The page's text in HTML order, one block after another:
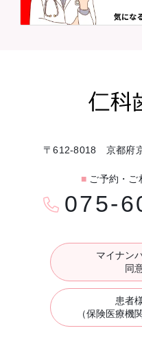
〒612-8018 京都府
■ ご予約・ご
075-
マイナン
同
患者
（保険医療機